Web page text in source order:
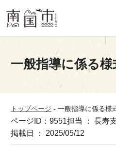
一般指導に係る
トップページ -一般指導に係る様
ページID：9551担当 ： 長寿
掲載日 ： 2025/05/12